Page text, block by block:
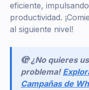
eficiente,
productividad.
al siguiente nivel!
🫣 ¿No quieres
problema!
Campañas de